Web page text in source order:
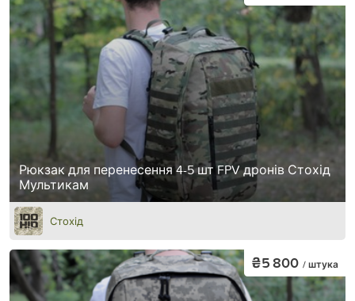
Рюкзак для перенесення 4-5 шт FPV дронів Стохід
Мультикам
Стохід
₴5 800 / штука